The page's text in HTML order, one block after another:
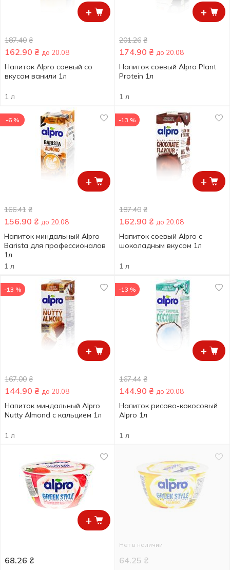
+
187.40 ₴
162.90 ₴ до 20.08
Напиток Alpro соевый со
вкусом ванили 1л
1 л
+
201.26 ₴
174.90 ₴ до 20.08
Напиток соевый Alpro Plant
Protein 1л
1 л
+
-6 %
166.41 ₴
156.90 ₴ до 20.08
Напиток миндальный Alpro
Barista для профессионалов
1л
1 л
+
-13 %
187.40 ₴
162.90 ₴ до 20.08
Напиток соевый Alpro с
шоколадным вкусом 1л
1 л
+
-13 %
167.00 ₴
144.90 ₴ до 20.08
Напиток миндальный Alpro
Nutty Almond с кальцием 1л
1 л
+
-13 %
167.44 ₴
144.90 ₴ до 20.08
Напиток рисово-кокосовый
Alpro 1л
1 л
+
68.26 ₴
Нет в наличии
64.25 ₴